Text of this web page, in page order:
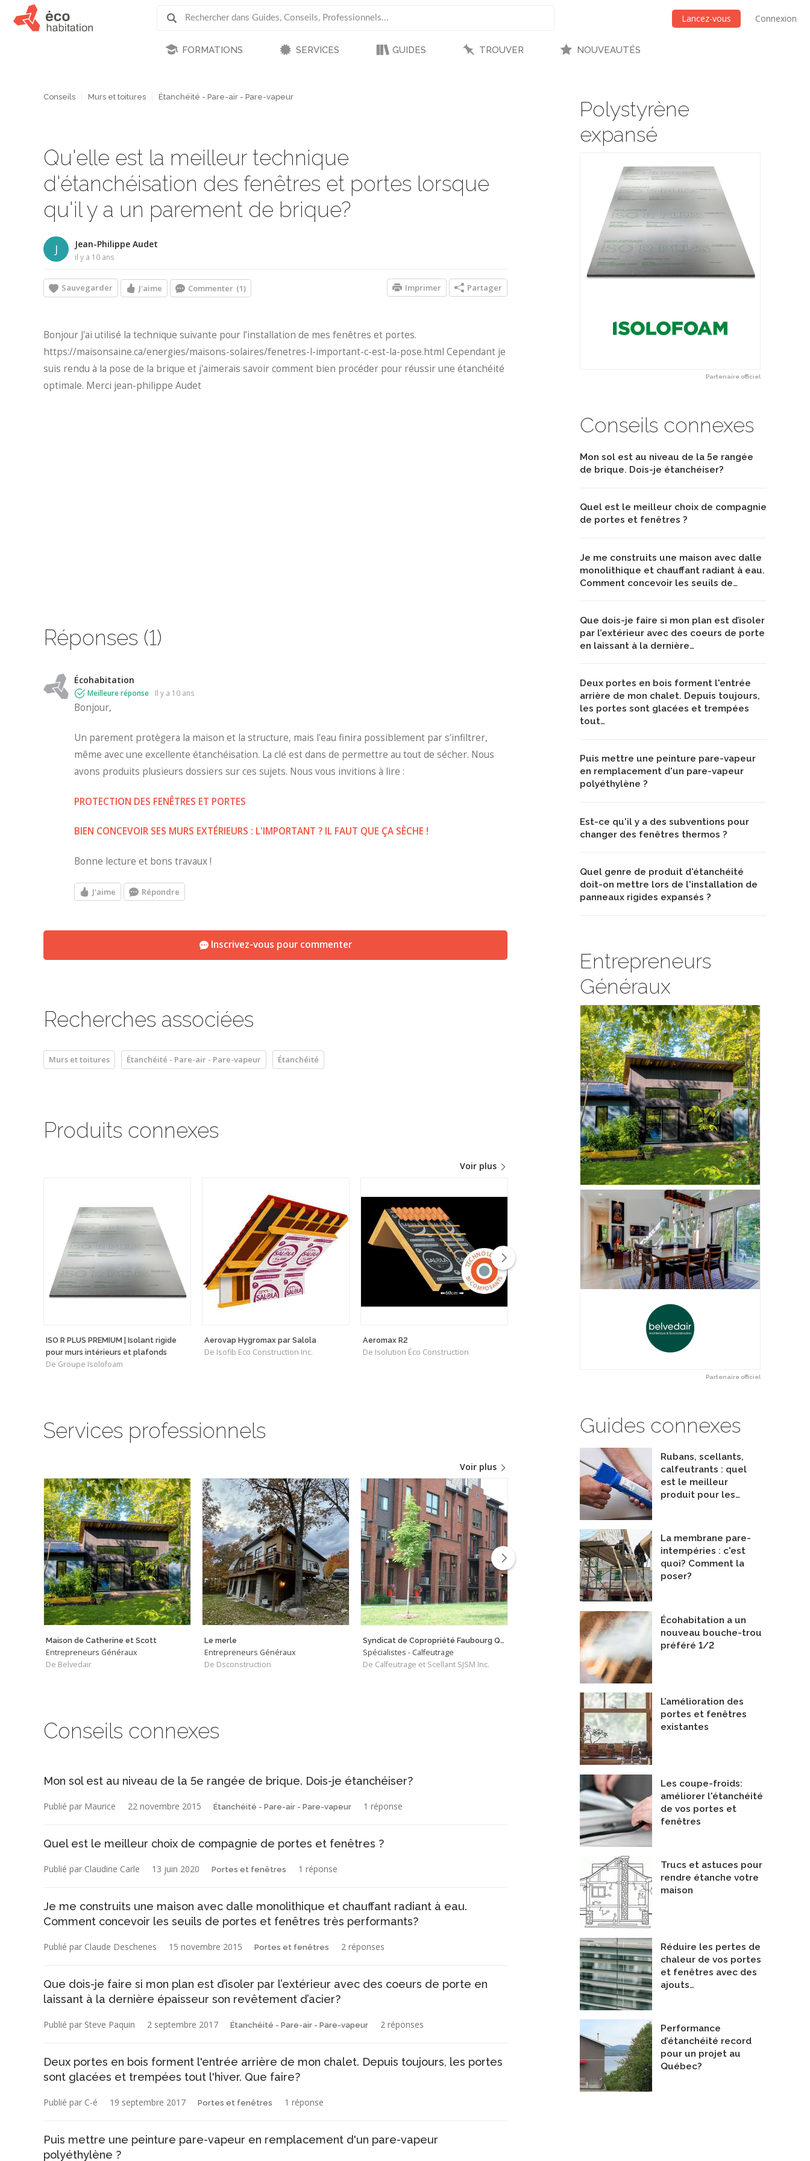
Lancez-vous Connexion
FORMATIONS SERVICES GUIDES TROUVER NOUVEAUTÉS
Polystyrène
expansé
Partenaire officiel
Conseils connexes
Mon sol est au niveau de la 5e rangée
de brique. Dois-je étanchéiser?
Quel est le meilleur choix de compagnie
de portes et fenêtres ?
Je me construits une maison avec dalle
monolithique et chauffant radiant à eau.
Comment concevoir les seuils de…
Que dois-je faire si mon plan est d’isoler
par l’extérieur avec des coeurs de porte
en laissant à la dernière…
Deux portes en bois forment l'entrée
arrière de mon chalet. Depuis toujours,
les portes sont glacées et trempées
tout…
Puis mettre une peinture pare-vapeur
en remplacement d'un pare-vapeur
polyéthylène ?
Est-ce qu'il y a des subventions pour
changer des fenêtres thermos ?
Quel genre de produit d'étanchéité
doit-on mettre lors de l'installation de
panneaux rigides expansés ?
Entrepreneurs
Généraux
Partenaire officiel
Guides connexes
Rubans, scellants,
calfeutrants : quel
est le meilleur
produit pour les…
La membrane pare-
intempéries : c'est
quoi? Comment la
poser?
Écohabitation a un
nouveau bouche-trou
préféré 1/2
L’amélioration des
portes et fenêtres
existantes
Les coupe-froids:
améliorer l'étanchéité
de vos portes et
fenêtres
Trucs et astuces pour
rendre étanche votre
maison
Réduire les pertes de
chaleur de vos portes
et fenêtres avec des
ajouts…
Performance
d’étanchéité record
pour un projet au
Québec?
Conseils Murs et toitures Étanchéité - Pare-air - Pare-vapeur
Qu'elle est la meilleur technique
d'étanchéisation des fenêtres et portes lorsque
qu'il y a un parement de brique?
J Jean-Philippe Audet
il y a 10 ans
Sauvegarder J'aime Commenter (1) Partager
Imprimer
Bonjour J'ai utilisé la technique suivante pour l’installation de mes fenêtres et portes.
https://maisonsaine.ca/energies/maisons-solaires/fenetres-l-important-c-est-la-pose.html Cependant je
suis rendu à la pose de la brique et j'aimerais savoir comment bien procéder pour réussir une étanchéité
optimale. Merci jean-philippe Audet
Réponses (1)
Écohabitation
Meilleure réponse il y a 10 ans
Bonjour,
Un parement protègera la maison et la structure, mais l'eau finira possiblement par s'infiltrer,
même avec une excellente étanchéisation. La clé est dans de permettre au tout de sécher. Nous
avons produits plusieurs dossiers sur ces sujets. Nous vous invitions à lire :
PROTECTION DES FENÊTRES ET PORTES
BIEN CONCEVOIR SES MURS EXTÉRIEURS : L'IMPORTANT ? IL FAUT QUE ÇA SÈCHE !
Bonne lecture et bons travaux !
J'aime Répondre
Inscrivez-vous pour commenter
Recherches associées
Murs et toitures Étanchéité - Pare-air - Pare-vapeur Étanchéité
Produits connexes
Voir plus
ISO R PLUS PREMIUM | Isolant rigide
pour murs intérieurs et plafonds
De Groupe Isolofoam
Aerovap Hygromax par Salola
De Isofib Eco Construction Inc.
Aeromax R2
De Isolution Éco Construction
Proclima Intello frein vapeur
hygrovariable
Services professionnels
Voir plus
Maison de Catherine et Scott
Entrepreneurs Généraux
De Belvedair
Le merle
Entrepreneurs Généraux
De Dsconstruction
Syndicat de Copropriété Faubourg Quatre Saisons
Spécialistes - Calfeutrage
De Calfeutrage et Scellant SJSM Inc.
Spécialistes - Calfeutrage
De Calfeutrage Apex Inc
Saint-Anaclet
Conseils connexes
Mon sol est au niveau de la 5e rangée de brique. Dois-je étanchéiser?
Publié par Maurice 22 novembre 2015 Étanchéité - Pare-air - Pare-vapeur 1 réponse
Quel est le meilleur choix de compagnie de portes et fenêtres ?
Publié par Claudine Carle 13 juin 2020 Portes et fenêtres 1 réponse
Je me construits une maison avec dalle monolithique et chauffant radiant à eau.
Comment concevoir les seuils de portes et fenêtres très performants?
Publié par Claude Deschenes 15 novembre 2015 Portes et fenêtres 2 réponses
Que dois-je faire si mon plan est d’isoler par l’extérieur avec des coeurs de porte en
laissant à la dernière épaisseur son revêtement d’acier?
Publié par Steve Paquin 2 septembre 2017 Étanchéité - Pare-air - Pare-vapeur 2 réponses
Deux portes en bois forment l'entrée arrière de mon chalet. Depuis toujours, les portes
sont glacées et trempées tout l'hiver. Que faire?
Publié par C-é 19 septembre 2017 Portes et fenêtres 1 réponse
Puis mettre une peinture pare-vapeur en remplacement d'un pare-vapeur
polyéthylène ?